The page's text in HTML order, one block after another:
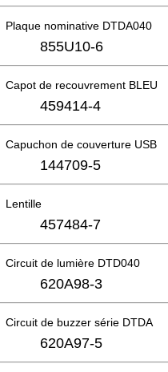
Plaque nominative DTDA040
855U10-6
Capot de recouvrement BLEU
459414-4
Capuchon de couverture USB
144709-5
Lentille
457484-7
Circuit de lumière DTD040
620A98-3
Circuit de buzzer série DTDA
620A97-5